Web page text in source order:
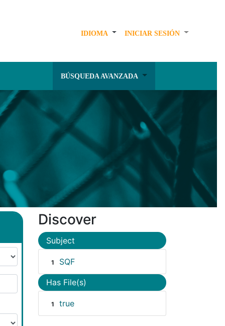
IDIOMA INICIAR SESIÓN
BÚSQUEDA AVANZADA
Discover
Subject
1 SQF
Has File(s)
1 true